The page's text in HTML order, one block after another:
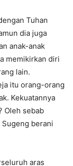
Tuhan
dia juga
anak-anak
memikirkan diri
lain.
itu orang-orang
Kekuatannya
Oleh sebab
Sugeng berani
aras